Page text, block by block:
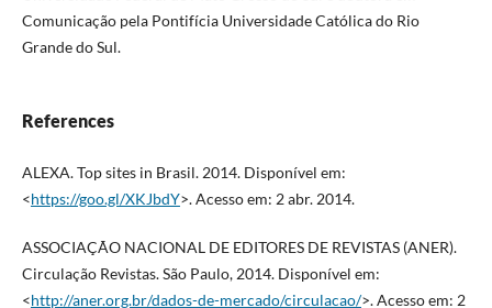
Comunicação pela Pontifícia Universidade Católica do Rio
Grande do Sul.
References
ALEXA. Top sites in Brasil. 2014. Disponível em:
<https://goo.gl/XKJbdY>. Acesso em: 2 abr. 2014.
ASSOCIAÇÃO NACIONAL DE EDITORES DE REVISTAS (ANER).
Circulação Revistas. São Paulo, 2014. Disponível em:
<http://aner.org.br/dados-de-mercado/circulacao/>. Acesso em: 2